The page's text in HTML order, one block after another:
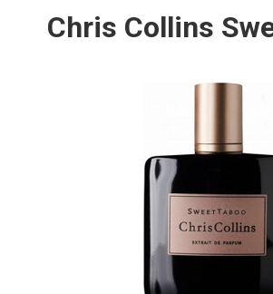
Chris Collins